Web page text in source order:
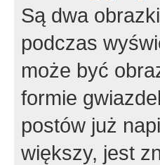
Są dwa
podczas
może być
formie
postów już
większy, jest